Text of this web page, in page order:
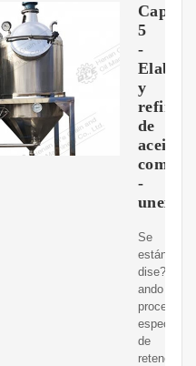
5
-
y
de
aceites
-
unex.es
Se
están
dise?
ando
procesos
especiales
de
retención.